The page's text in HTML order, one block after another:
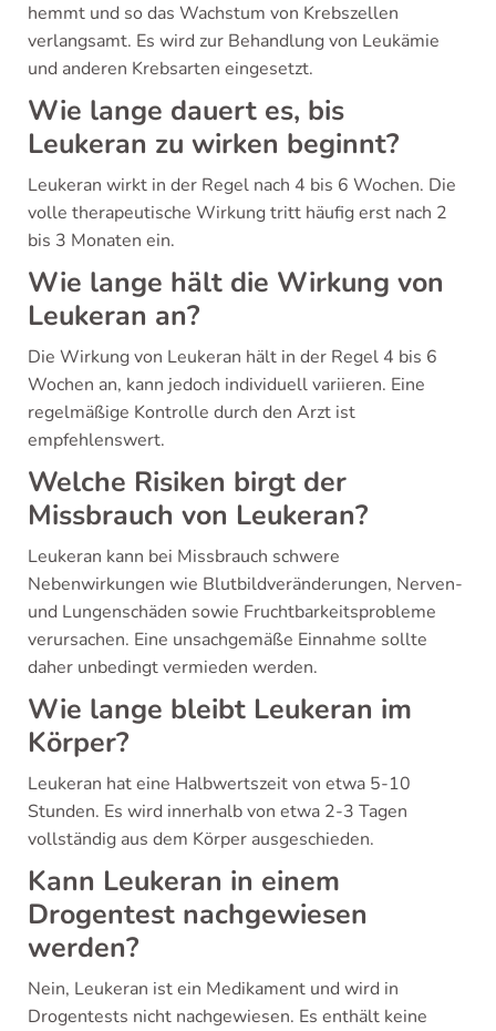
hemmt und so das Wachstum von Krebszellen
verlangsamt. Es wird zur Behandlung von Leukämie
und anderen Krebsarten eingesetzt.
Wie lange dauert es, bis
Leukeran zu wirken beginnt?
Leukeran wirkt in der Regel nach 4 bis 6 Wochen. Die
volle therapeutische Wirkung tritt häufig erst nach 2
bis 3 Monaten ein.
Wie lange hält die Wirkung von
Leukeran an?
Die Wirkung von Leukeran hält in der Regel 4 bis 6
Wochen an, kann jedoch individuell variieren. Eine
regelmäßige Kontrolle durch den Arzt ist
empfehlenswert.
Welche Risiken birgt der
Missbrauch von Leukeran?
Leukeran kann bei Missbrauch schwere
Nebenwirkungen wie Blutbildveränderungen, Nerven-
und Lungenschäden sowie Fruchtbarkeitsprobleme
verursachen. Eine unsachgemäße Einnahme sollte
daher unbedingt vermieden werden.
Wie lange bleibt Leukeran im
Körper?
Leukeran hat eine Halbwertszeit von etwa 5-10
Stunden. Es wird innerhalb von etwa 2-3 Tagen
vollständig aus dem Körper ausgeschieden.
Kann Leukeran in einem
Drogentest nachgewiesen
werden?
Nein, Leukeran ist ein Medikament und wird in
Drogentests nicht nachgewiesen. Es enthält keine